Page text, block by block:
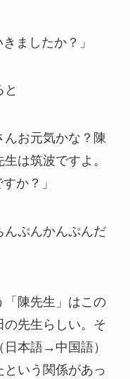
ましたか？」
と
んお元気かな？陳
は筑波ですよ。
か？」
んぷんかんぷんだ
「陳先生」はこの
の先生らしい。そ
日本語→中国語）
いう関係があっ